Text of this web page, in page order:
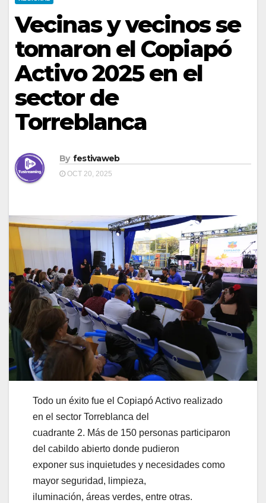
Vecinas y vecinos se
tomaron el Copiapó
Activo 2025 en el
sector de
Torreblanca
By festivaweb
OCT 20, 2025
Todo un éxito fue el Copiapó Activo realizado
en el sector Torreblanca del
cuadrante 2. Más de 150 personas participaron
del cabildo abierto donde pudieron
exponer sus inquietudes y necesidades como
mayor seguridad, limpieza,
iluminación, áreas verdes, entre otras.